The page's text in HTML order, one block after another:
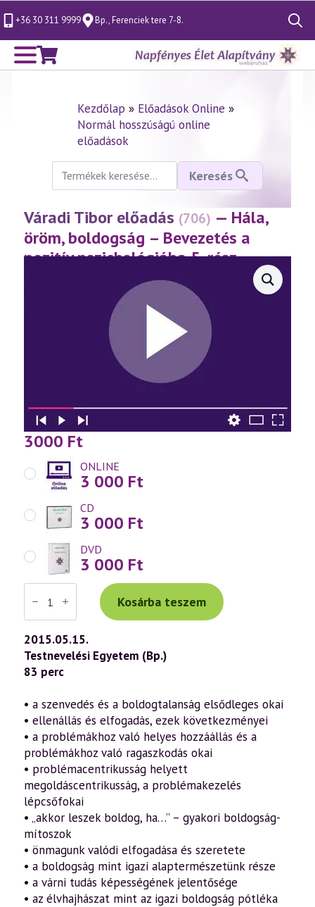
+36 30 311 9999 Bp., Ferenciek tere 7-8.
Search
for:
Kezdőlap » Előadások Online »
Normál hosszúságú online
előadások
Keresés
következőre:
Keresés
Váradi Tibor előadás (706) — Hála,
öröm, boldogság – Bevezetés a
pozitív pszichológiába 5. rész
3000 Ft
ONLINE
3 000 Ft
CD
3 000 Ft
DVD
3 000 Ft
Váradi
Tibor
előadás
(706)
—
Hála,
öröm,
boldogság
–
a
pozitív
pszichológiába
5.
rész
(2015.05.15.)
mennyiség
Kosárba teszem
2015.05.15.
Testnevelési Egyetem (Bp.)
83 perc
• a szenvedés és a boldogtalanság elsődleges okai
• ellenállás és elfogadás, ezek következményei
• a problémákhoz való helyes hozzáállás és a
problémákhoz való ragaszkodás okai
• problémacentrikusság helyett
megoldáscentrikusság, a problémakezelés
lépcsőfokai
• „akkor leszek boldog, ha…” – gyakori boldogság-
mítoszok
• önmagunk valódi elfogadása és szeretete
• a boldogság mint igazi alaptermészetünk része
• a várni tudás képességének jelentősége
• az élvhajhászat mint az igazi boldogság pótléka